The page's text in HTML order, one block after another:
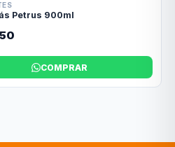
Petrus 900ml
COMPRAR